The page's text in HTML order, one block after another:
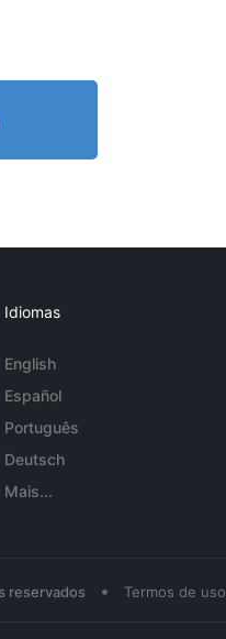
Idiomas
English
Español
Português
Deutsch
Mais...
reservados • Termos de uso